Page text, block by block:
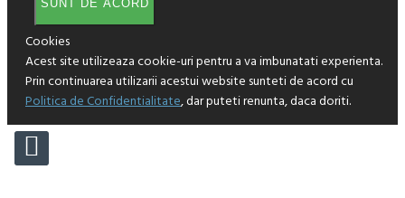
SUNT DE ACORD
Cookies
Acest site utilizeaza cookie-uri pentru a va imbunatati experienta.
Prin continuarea utilizarii acestui website sunteti de acord cu
Politica de Confidentialitate, dar puteti renunta, daca doriti.